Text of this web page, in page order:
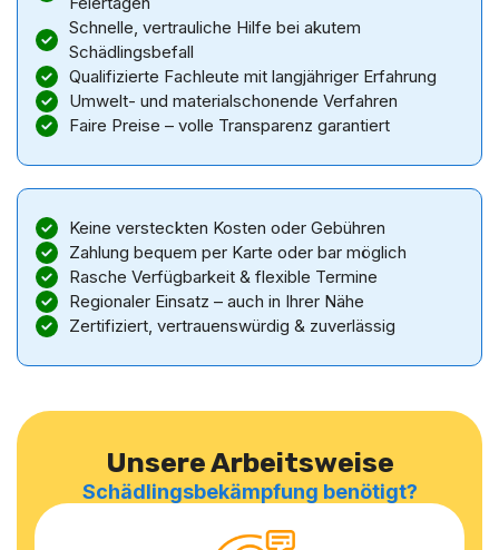
Schnelle, vertrauliche Hilfe bei akutem
Schädlingsbefall
Qualifizierte Fachleute mit langjähriger Erfahrung
Umwelt- und materialschonende Verfahren
Faire Preise – volle Transparenz garantiert
Keine versteckten Kosten oder Gebühren
Zahlung bequem per Karte oder bar möglich
Rasche Verfügbarkeit & flexible Termine
Regionaler Einsatz – auch in Ihrer Nähe
Zertifiziert, vertrauenswürdig & zuverlässig
Unsere Arbeitsweise
Schädlingsbekämpfung benötigt?